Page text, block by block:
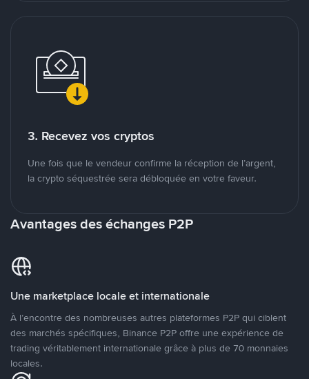
3. Recevez vos cryptos
Une fois que le vendeur confirme la réception de l’argent,
la crypto séquestrée sera débloquée en votre faveur.
Avantages des échanges P2P
Une marketplace locale et internationale
À l’encontre des nombreuses autres plateformes P2P qui ciblent
des marchés spécifiques, Binance P2P offre une expérience de
trading véritablement internationale grâce à plus de 70 monnaies
locales.